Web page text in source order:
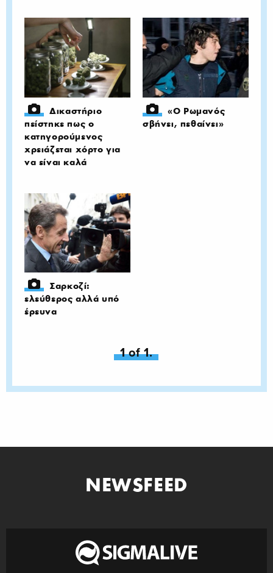
Δικαστήριο
πείστηκε πως ο
κατηγορούμενος
χρειάζεται χόρτο για
να είναι καλά
«Ο Ρωμανός
σβήνει, πεθαίνει»
Σαρκοζί:
ελεύθερος αλλά υπό
έρευνα
You're on page
1 of 1.
NEWSFEED